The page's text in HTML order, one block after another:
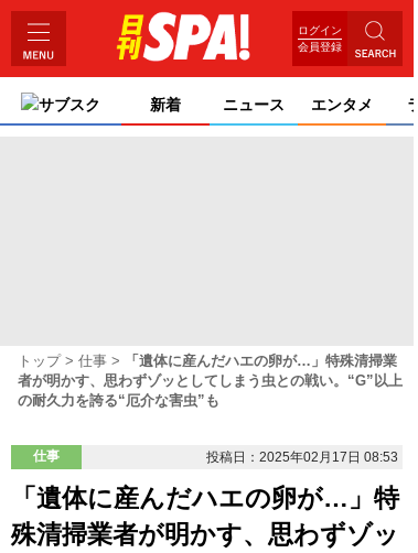
ログイン
会員登録
サブスク 新着 ニュース エンタメ
トップ 仕事
「遺体に産んだハエの卵が…」特殊清掃業
者が明かす、思わずゾッとしてしまう虫との戦い。“G”以上
の耐久力を誇る“厄介な害虫”も
仕事 投稿日：2025年02月17日 08:53
「遺体に産んだハエの卵が…」特
殊清掃業者が明かす、思わずゾッ